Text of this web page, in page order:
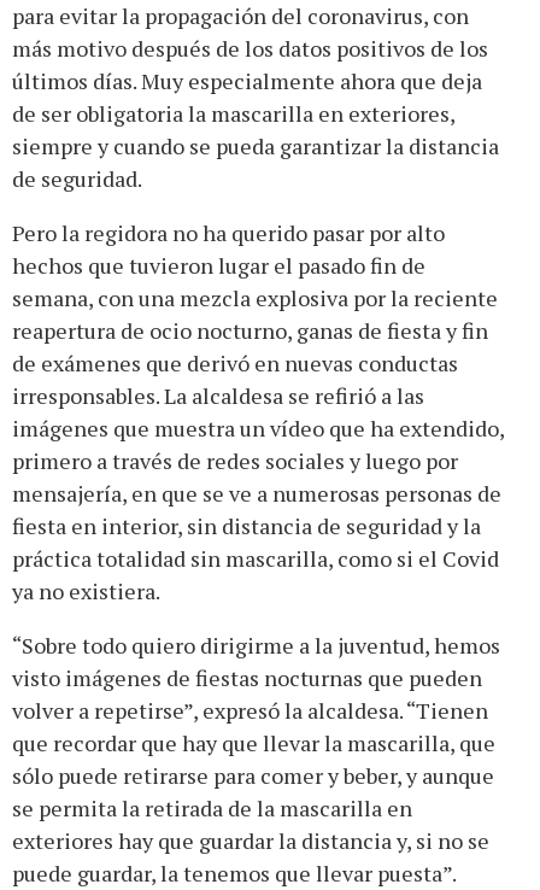
para evitar la propagación del coronavirus, con
más motivo después de los datos positivos de los
últimos días. Muy especialmente ahora que deja
de ser obligatoria la mascarilla en exteriores,
siempre y cuando se pueda garantizar la distancia
de seguridad.
Pero la regidora no ha querido pasar por alto
hechos que tuvieron lugar el pasado fin de
semana, con una mezcla explosiva por la reciente
reapertura de ocio nocturno, ganas de fiesta y fin
de exámenes que derivó en nuevas conductas
irresponsables. La alcaldesa se refirió a las
imágenes que muestra un vídeo que ha extendido,
primero a través de redes sociales y luego por
mensajería, en que se ve a numerosas personas de
fiesta en interior, sin distancia de seguridad y la
práctica totalidad sin mascarilla, como si el Covid
ya no existiera.
“Sobre todo quiero dirigirme a la juventud, hemos
visto imágenes de fiestas nocturnas que pueden
volver a repetirse”, expresó la alcaldesa. “Tienen
que recordar que hay que llevar la mascarilla, que
sólo puede retirarse para comer y beber, y aunque
se permita la retirada de la mascarilla en
exteriores hay que guardar la distancia y, si no se
puede guardar, la tenemos que llevar puesta”.